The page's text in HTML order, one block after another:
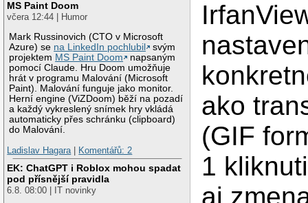
MS Paint Doom
včera 12:44 | Humor
Mark Russinovich (CTO v Microsoft
Azure) se na LinkedIn pochlubil
svým
projektem MS Paint Doom
napsaným
pomocí Claude. Hru Doom umožňuje
hrát v programu Malování (Microsoft
Paint). Malování funguje jako monitor.
Herní engine (ViZDoom) běží na pozadí
a každý vykreslený snímek hry vkládá
automaticky přes schránku (clipboard)
do Malování.
Ladislav Hagara
Komentářů: 2
EK: ChatGPT i Roblox mohou spadat
pod přísnější pravidla
6.8. 08:00 | IT novinky
ako
(GIF
1
aj